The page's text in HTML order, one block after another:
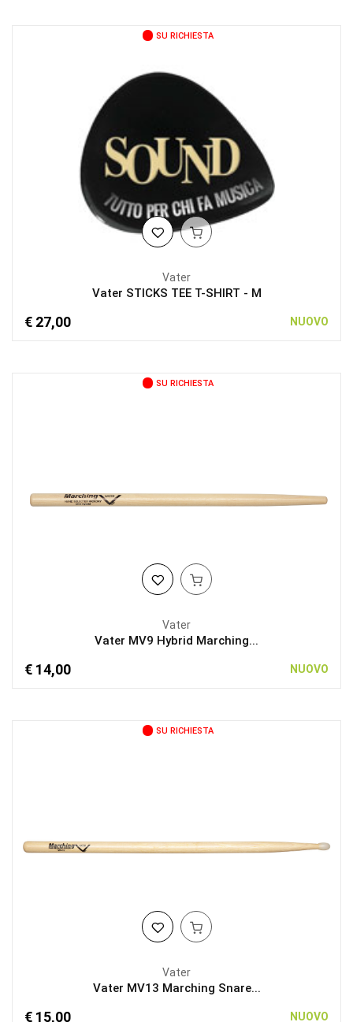
SU RICHIESTA
Vater
Vater STICKS TEE T-SHIRT - M
€ 27,00 NUOVO
SU RICHIESTA
Vater
Vater MV9 Hybrid Marching...
€ 14,00 NUOVO
SU RICHIESTA
Vater
Vater MV13 Marching Snare...
€ 15,00 NUOVO